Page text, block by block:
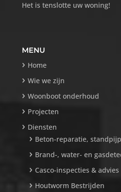
Het is tenslotte uw woning!
MENU
Home
Wie we zijn
Woonboot onderhoud
Projecten
Diensten
Beton-reparatie,
Brand-, water- en
Casco-inspecties & advies
Houtworm Bestrijden